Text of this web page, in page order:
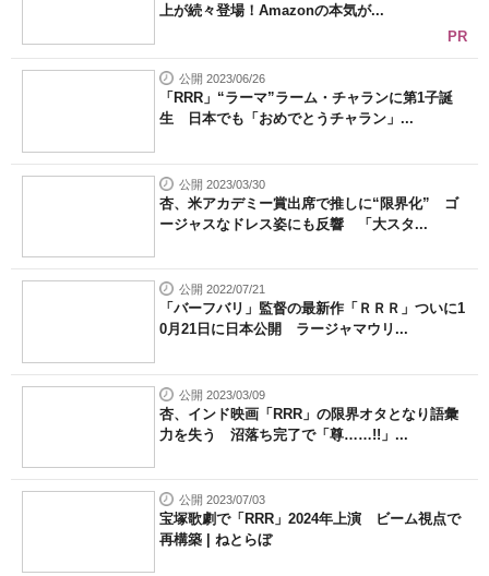
上が続々登場！Amazonの本気が...
PR
公開 2023/06/26
「RRR」“ラーマ”ラーム・チャランに第1子誕
生 日本でも「おめでとうチャラン」...
公開 2023/03/30
杏、米アカデミー賞出席で推しに“限界化” ゴ
ージャスなドレス姿にも反響 「大スタ...
公開 2022/07/21
「バーフバリ」監督の最新作「ＲＲＲ」ついに1
0月21日に日本公開 ラージャマウリ...
公開 2023/03/09
杏、インド映画「RRR」の限界オタとなり語彙
力を失う 沼落ち完了で「尊……!!」...
公開 2023/07/03
宝塚歌劇で「RRR」2024年上演 ビーム視点で
再構築 | ねとらぼ